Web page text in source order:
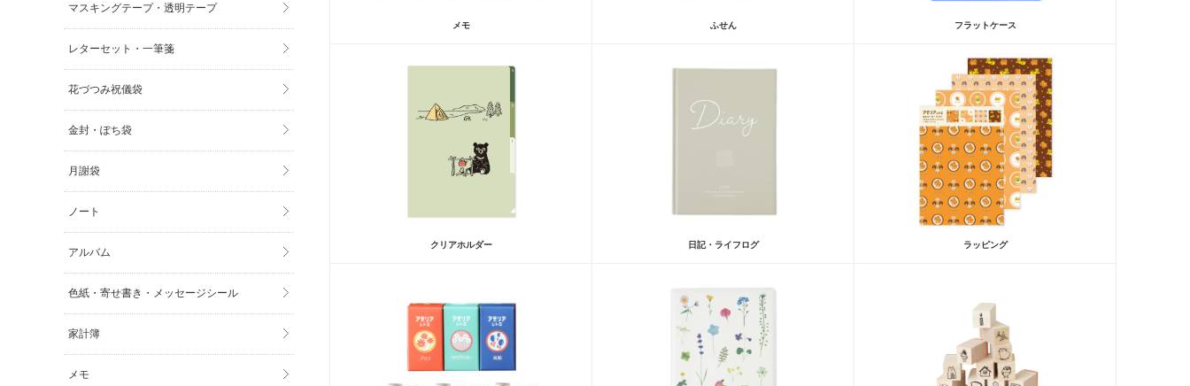
メモ ふせん フラットケース
クリアホルダー 日記・ライフログ ラッピング
マスキングテープ・透明テープ
レターセット・一筆箋
花づつみ祝儀袋
金封・ぽち袋
月謝袋
ノート
アルバム
色紙・寄せ書き・メッセージシール
家計簿
メモ